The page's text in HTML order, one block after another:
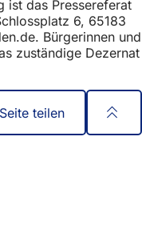
ist das Pressereferat
6, 65183
de. Bürgerinnen und
zuständige Dezernat
Seite teilen